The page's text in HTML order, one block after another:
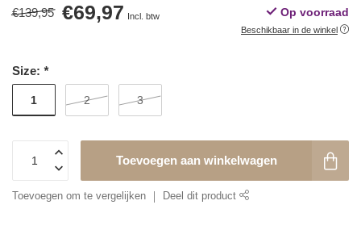
€139,95 €69,97 Incl. btw Op voorraad
Beschikbaar in de winkel
Size: *
1 2 3
Toevoegen aan winkelwagen
Toevoegen om te vergelijken Deel dit product